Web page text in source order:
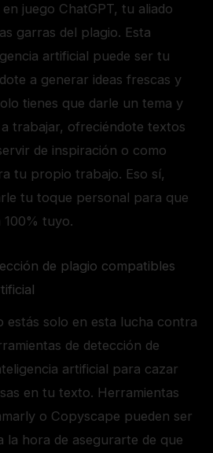
juego ChatGPT, tu aliado
garras del plagio. Esta
artificial puede ser tu
a generar ideas frescas y
tienes que darle un tema y
trabajar, ofreciéndote textos
de inspiración o como
tu propio trabajo. Eso sí,
tu toque personal para que
100% tuyo.
de plagio compatibles
estás solo en esta lucha contra
de detección de
artificial para cazar
en tu texto. Herramientas
o Copyscape pueden ser
la hora de asegurarte de que